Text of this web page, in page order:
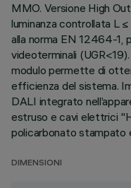
MMO. Versione High
luminanza controllata L
alla norma EN 12464-1,
videoterminali
modulo permette di
efficienza del sistema.
DALI integrato
estruso e cavi elettrici
policarbonato stampato
DIMENSIONI